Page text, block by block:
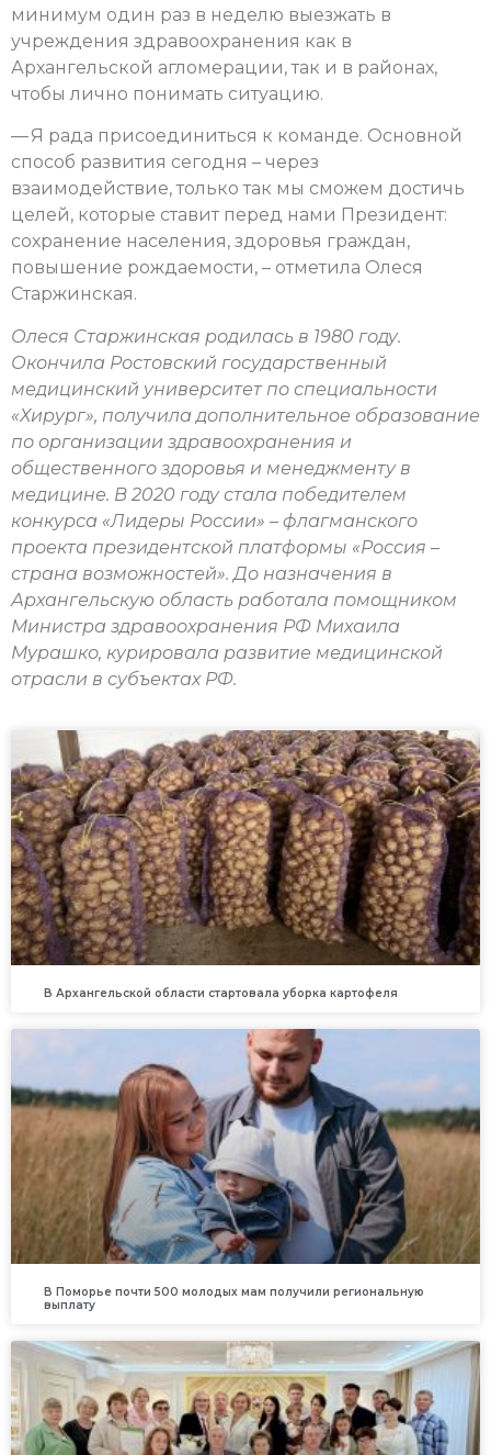
минимум один раз в неделю выезжать в
учреждения здравоохранения как в
Архангельской агломерации, так и в районах,
чтобы лично понимать ситуацию.
— Я рада присоединиться к команде. Основной
способ развития сегодня – через
взаимодействие, только так мы сможем достичь
целей, которые ставит перед нами Президент:
сохранение населения, здоровья граждан,
повышение рождаемости, – отметила Олеся
Старжинская.
Олеся Старжинская родилась в 1980 году.
Окончила Ростовский государственный
медицинский университет по специальности
«Хирург», получила дополнительное образование
по организации здравоохранения и
общественного здоровья и менеджменту в
медицине. В 2020 году стала победителем
конкурса «Лидеры России» – флагманского
проекта президентской платформы «Россия –
страна возможностей». До назначения в
Архангельскую область работала помощником
Министра здравоохранения РФ Михаила
Мурашко, курировала развитие медицинской
отрасли в субъектах РФ.
В Архангельской области стартовала уборка картофеля
В Поморье почти 500 молодых мам получили региональную
выплату